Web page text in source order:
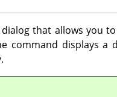
dialog that allows you
command displays a